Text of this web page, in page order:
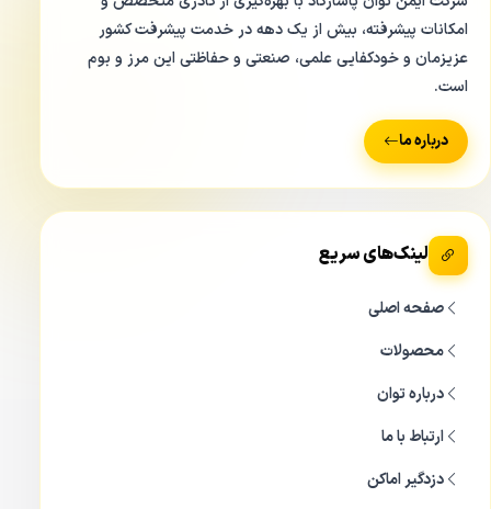
امکانات پیشرفته، بیش از یک دهه در خدمت پیشرفت کشور
عزیزمان و خودکفایی علمی، صنعتی و حفاظتی این مرز و بوم
است.
درباره ما
لینک‌های سریع
صفحه اصلی
محصولات
درباره توان
ارتباط با ما
دزدگیر اماکن